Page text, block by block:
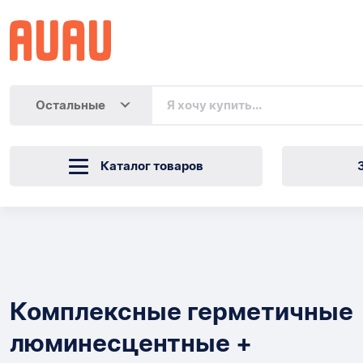
Остальные
Каталог товаров
+
светящиеся
Комплексные герметичные
люминесцентные +